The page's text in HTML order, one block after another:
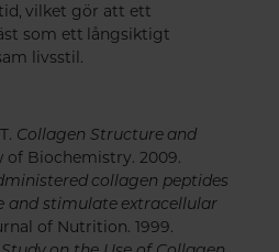
vilket gör att ett
som ett långsiktigt
livsstil.
Collagen Structure and
of Biochemistry. 2009.
collagen peptides
and stimulate extracellular
of Nutrition. 1999.